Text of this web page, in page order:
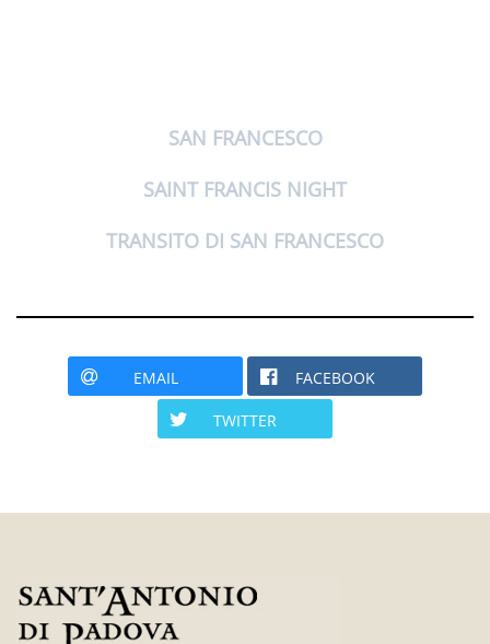
SAN FRANCESCO
SAINT FRANCIS NIGHT
TRANSITO DI SAN FRANCESCO
EMAIL FACEBOOK
TWITTER